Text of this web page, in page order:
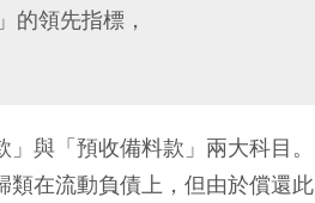
的領先指標，
與「預收備料款」兩大科目。
類在流動負債上，但由於償還此